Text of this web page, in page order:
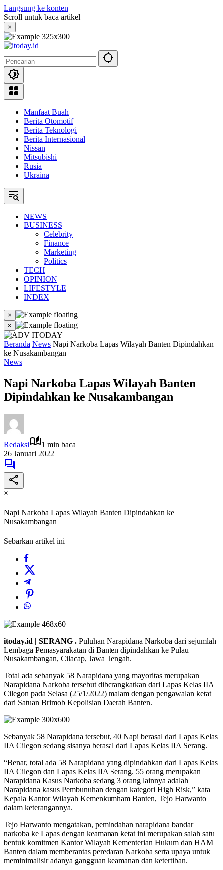
Langsung ke konten
Scroll untuk baca artikel
×
Manfaat Buah
Berita Otomotif
Berita Teknologi
Berita Internasional
Nissan
Mitsubishi
Rusia
Ukraina
NEWS
BUSINESS
Celebrity
Finance
Marketing
Politics
TECH
OPINION
LIFESTYLE
INDEX
×
×
Beranda News Napi Narkoba Lapas Wilayah Banten Dipindahkan
ke Nusakambangan
News
Napi Narkoba Lapas Wilayah Banten
Dipindahkan ke Nusakambangan
Redaksi
1 min baca
26 Januari 2022
×
Napi Narkoba Lapas Wilayah Banten Dipindahkan ke
Nusakambangan
Sebarkan artikel ini
itoday.id | SERANG . Puluhan Narapidana Narkoba dari sejumlah
Lembaga Pemasyarakatan di Banten dipindahkan ke Pulau
Nusakambangan, Cilacap, Jawa Tengah.
Total ada sebanyak 58 Narapidana yang mayoritas merupakan
Narapidana Narkoba tersebut diberangkatkan dari Lapas Kelas IIA
Cilegon pada Selasa (25/1/2022) malam dengan pengawalan ketat
dari Satuan Brimob Kepolisian Daerah Banten.
Sebanyak 58 Narapidana tersebut, 40 Napi berasal dari Lapas Kelas
IIA Cilegon sedang sisanya berasal dari Lapas Kelas IIA Serang.
“Benar, total ada 58 Narapidana yang dipindahkan dari Lapas Kelas
IIA Cilegon dan Lapas Kelas IIA Serang. 55 orang merupakan
Narapidana Kasus Narkoba sedang 3 orang lainnya adalah
Narapidana kasus Pembunuhan dengan kategori High Risk,” kata
Kepala Kantor Wilayah Kemenkumham Banten, Tejo Harwanto
dalam keterangannya.
Tejo Harwanto mengatakan, pemindahan narapidana bandar
narkoba ke Lapas dengan keamanan ketat ini merupakan salah satu
bentuk komitmen Kantor Wilayah Kementerian Hukum dan HAM
Banten dalam memberantas peredaran Narkoba serta upaya untuk
meminimalisir adanya gangguan keamanan dan ketertiban.